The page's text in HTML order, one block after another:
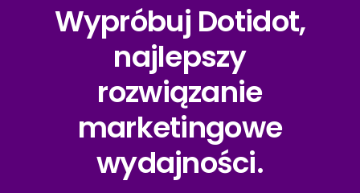
Wypróbuj Dotidot,
najlepszy
rozwiązanie
marketingowe
wydajności.